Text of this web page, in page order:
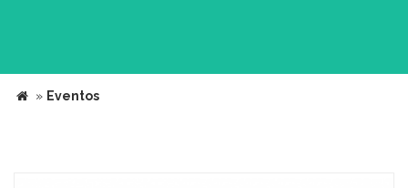
» Eventos